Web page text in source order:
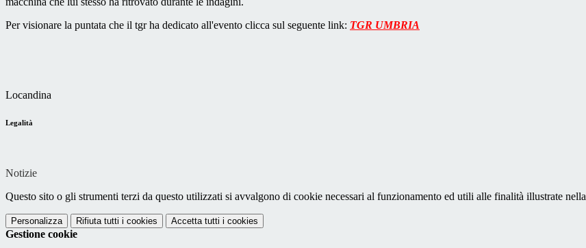
Per visionare la puntata che il tgr ha dedicato all'evento clicca sul seguente link: TGR UMBRIA
Locandina
Legalità
Notizie
Questo sito o gli strumenti terzi da questo utilizzati si avvalgono di cookie necessari al funzionamento ed utili alle finalità illustrate nella
Personalizza Rifiuta tutti i cookies Accetta tutti i cookies
Gestione cookie